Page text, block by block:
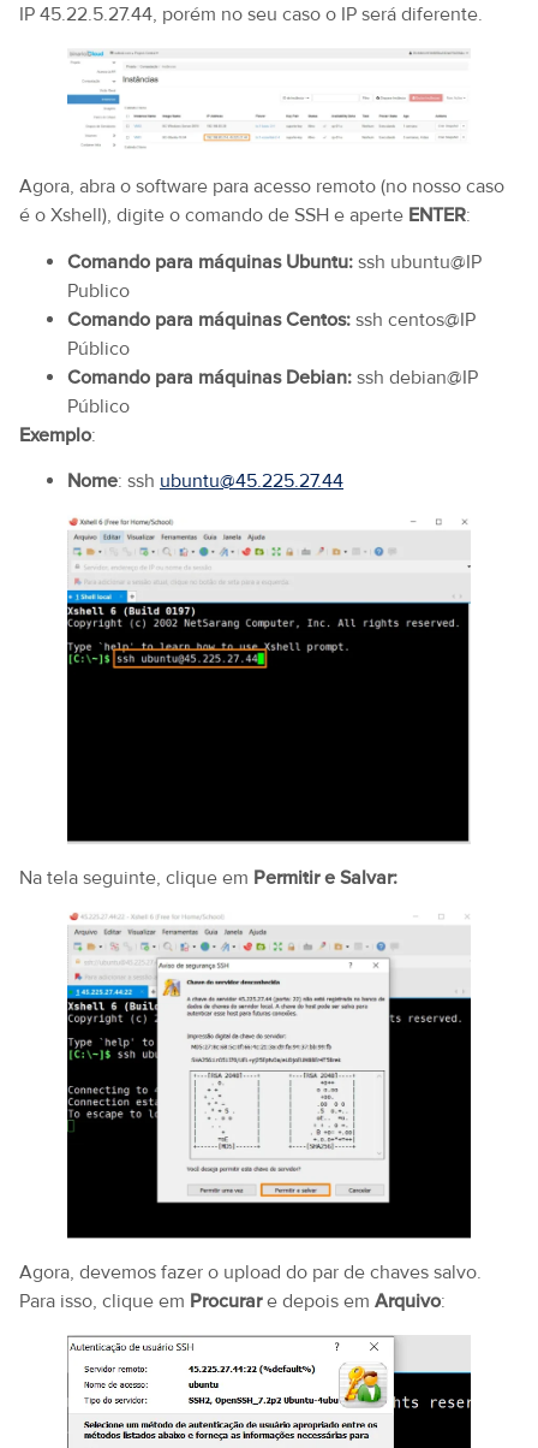
IP 45.22.5.27.44, porém no seu caso o IP será diferente.
Agora, abra o software para acesso remoto (no nosso caso
é o Xshell), digite o comando de SSH e aperte ENTER:
Comando para máquinas Ubuntu: ssh ubuntu@IP
Publico
Comando para máquinas Centos: ssh centos@IP
Público
Comando para máquinas Debian: ssh debian@IP
Público
Exemplo:
Nome: ssh ubuntu@45.225.27.44
Na tela seguinte, clique em Permitir e Salvar:
Agora, devemos fazer o upload do par de chaves salvo.
Para isso, clique em Procurare depois em Arquivo: